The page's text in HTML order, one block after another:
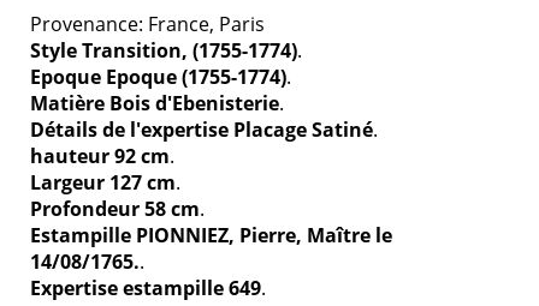
Provenance: France, Paris
Style Transition, (1755-1774).
Epoque Epoque (1755-1774).
Matière Bois d'Ebenisterie.
Détails de l'expertise Placage Satiné.
hauteur 92 cm.
Largeur 127 cm.
Profondeur 58 cm.
Estampille PIONNIEZ, Pierre, Maître le
14/08/1765..
Expertise estampille 649.